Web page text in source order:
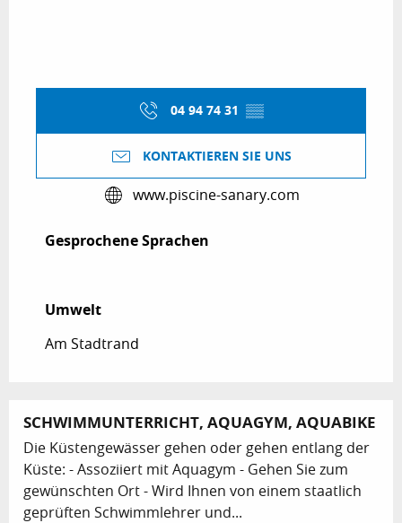
04 94 74 31 ▒▒
KONTAKTIEREN SIE UNS
www.piscine-sanary.com
Gesprochene Sprachen
Gesprochene Sprachen
Umwelt
Umwelt
Am Stadtrand
SCHWIMMUNTERRICHT, AQUAGYM, AQUABIKE
Die Küstengewässer gehen oder gehen entlang der
Küste: - Assoziiert mit Aquagym - Gehen Sie zum
gewünschten Ort - Wird Ihnen von einem staatlich
geprüften Schwimmlehrer und...